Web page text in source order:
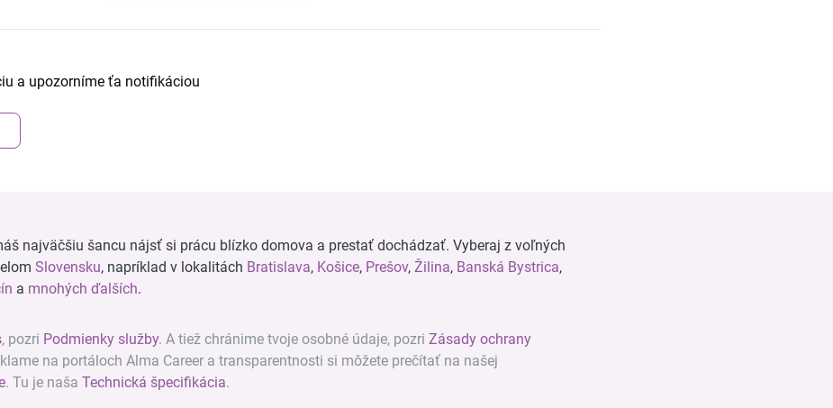
a upozorníme ťa notifikáciou
najväčšiu šancu nájsť si prácu blízko domova a prestať dochádzať. Vyberaj z voľných
Slovensku, napríklad v lokalitách Bratislava, Košice, Prešov, Žilina, Banská Bystrica,
a mnohých ďalších.
, pozri Podmienky služby. A tiež chránime tvoje osobné údaje, pozri Zásady ochrany
na portáloch Alma Career a transparentnosti si môžete prečítať na našej
. Tu je naša Technická špecifikácia.